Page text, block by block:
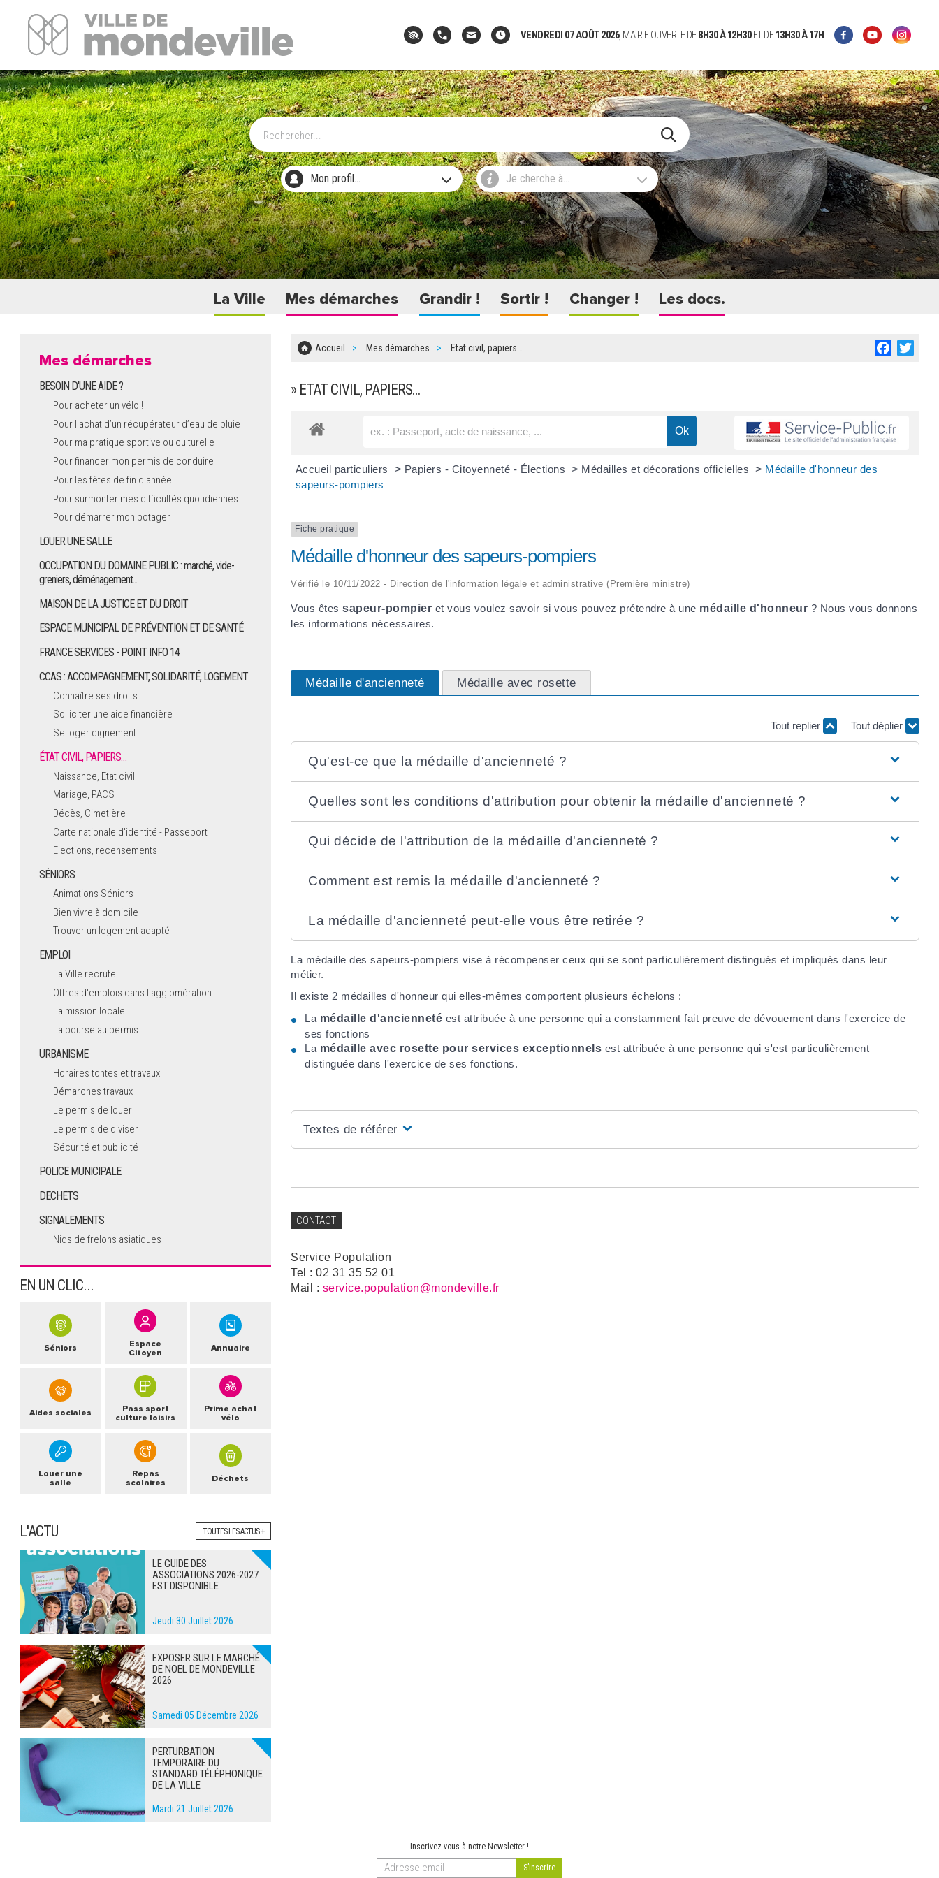
Site Officiel de la ville de Mondeville
VENDREDI 07 AOÛT 2026, MAIRIE OUVERTE DE8H30 À 12H30ET DE13H30 À 17H
Mon profil... Je cherche à...
La Ville Mes démarches Grandir ! Sortir ! Changer ! Les docs.
Facebook
Accueil Mes démarches Etat civil, papiers…
» ETAT CIVIL, PAPIERS…
Accueil particuliers > Papiers - Citoyenneté - Élections > Médailles et décorations officielles > Médaille d'honneur des
sapeurs-pompiers
Fiche pratique
Médaille d'honneur des sapeurs-pompiers
Vérifié le 10/11/2022 - Direction de l'information légale et administrative (Première ministre)
Vous êtessapeur-pompier et vous voulez savoir si vous pouvez prétendre à une médaille d'honneur ? Nous vous donnons
les informations nécessaires.
Médaille d'ancienneté Médaille avec rosette
Tout replier Tout déplier
Qu'est-ce que la médaille d'ancienneté ?
Quelles sont les conditions d'attribution pour obtenir la médaille d'ancienneté ?
Qui décide de l'attribution de la médaille d'ancienneté ?
Comment est remis la médaille d'ancienneté ?
La médaille d'ancienneté peut-elle vous être retirée ?
La médaille des sapeurs-pompiers vise à récompenser ceux qui se sont particulièrement distingués et impliqués dans leur
métier.
Il existe 2 médailles d'honneur qui elles-mêmes comportent plusieurs échelons :
La médaille d'ancienneté est attribuée à une personne qui a constamment fait preuve de dévouement dans l'exercice de
ses fonctions
La médaille avec rosette pour services exceptionnels est attribuée à une personne qui s'est particulièrement
distinguée dans l'exercice de ses fonctions.
Textes de référence
CONTACT
Service Population
Tel : 02 31 35 52 01
Mail : service.population@mondeville.fr
Mes démarches
BESOIN D'UNE AIDE ?
Pour acheter un vélo !
Pour l'achat d’un récupérateur d’eau de pluie
Pour ma pratique sportive ou culturelle
Pour financer mon permis de conduire
Pour les fêtes de fin d'année
Pour surmonter mes difficultés quotidiennes
Pour démarrer mon potager
LOUER UNE SALLE
OCCUPATION DU DOMAINE PUBLIC : marché, vide-
greniers, déménagement...
MAISON DE LA JUSTICE ET DU DROIT
ESPACE MUNICIPAL DE PRÉVENTION ET DE SANTÉ
FRANCE SERVICES - POINT INFO 14
CCAS : ACCOMPAGNEMENT, SOLIDARITÉ, LOGEMENT
Connaître ses droits
Solliciter une aide financière
Se loger dignement
ÉTAT CIVIL, PAPIERS…
Naissance, Etat civil
Mariage, PACS
Décès, Cimetière
Carte nationale d'identité - Passeport
Elections, recensements
SÉNIORS
Animations Séniors
Bien vivre à domicile
Trouver un logement adapté
EMPLOI
La Ville recrute
Offres d'emplois dans l'agglomération
La mission locale
La bourse au permis
URBANISME
Horaires tontes et travaux
Démarches travaux
Le permis de louer
Le permis de diviser
Sécurité et publicité
POLICE MUNICIPALE
DECHETS
SIGNALEMENTS
Nids de frelons asiatiques
EN UN CLIC...
Séniors
Espace
Citoyen
Annuaire
Aides sociales
Pass sport
culture loisirs
Prime achat
vélo
Louer une
salle
Repas
scolaires
Déchets
L'ACTU TOUTES LES ACTUS +
LE GUIDE DES
ASSOCIATIONS 2026-2027
EST DISPONIBLE
Jeudi 30 Juillet 2026
EXPOSER SUR LE MARCHÉ
DE NOËL DE MONDEVILLE
2026
Samedi 05 Décembre 2026
PERTURBATION
TEMPORAIRE DU
STANDARD TÉLÉPHONIQUE
DE LA VILLE
Mardi 21 Juillet 2026
Inscrivez-vous à notre Newsletter !